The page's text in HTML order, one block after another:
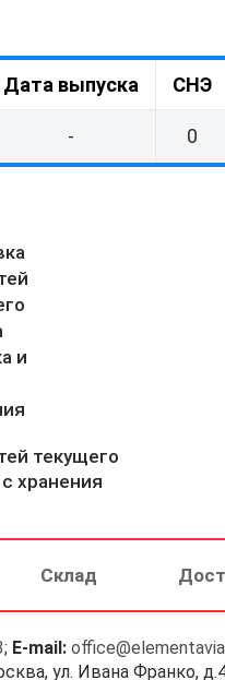
Дата выпуска СНЭ
- 0
текущего
хранения
Склад
; E-mail:
ул. Ивана Франко,